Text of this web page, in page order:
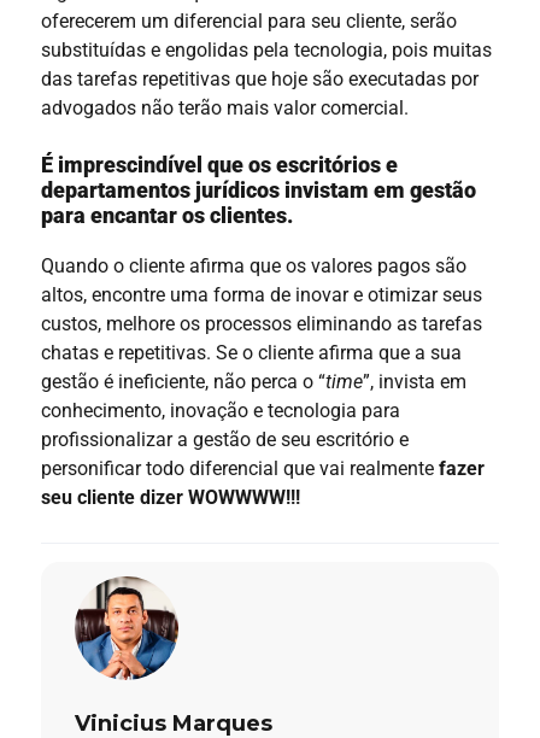
oferecerem um diferencial para seu cliente, serão
substituídas e engolidas pela tecnologia, pois muitas
das tarefas repetitivas que hoje são executadas por
advogados não terão mais valor comercial.
É imprescindível que os escritórios e
departamentos jurídicos invistam em gestão
para encantar os clientes.
Quando o cliente afirma que os valores pagos são
altos, encontre uma forma de inovar e otimizar seus
custos, melhore os processos eliminando as tarefas
chatas e repetitivas. Se o cliente afirma que a sua
gestão é ineficiente, não perca o “time”, invista em
conhecimento, inovação e tecnologia para
profissionalizar a gestão de seu escritório e
personificar todo diferencial que vai realmente fazer
seu cliente dizer WOWWWW!!!
Vinicius Marques